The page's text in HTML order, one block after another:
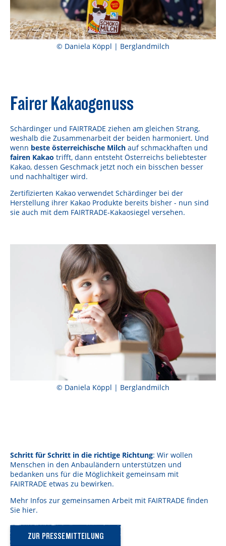
© Daniela Köppl | Berglandmilch
Fairer Kakaogenuss
Schärdinger und FAIRTRADE ziehen am gleichen Strang,
weshalb die Zusammenarbeit der beiden harmoniert. Und
wenn beste österreichische Milch auf schmackhaften und
fairen Kakao trifft, dann entsteht Österreichs beliebtester
Kakao, dessen Geschmack jetzt noch ein bisschen besser
und nachhaltiger wird.
Zertifizierten Kakao verwendet Schärdinger bei der
Herstellung ihrer Kakao Produkte bereits bisher - nun sind
sie auch mit dem FAIRTRADE-Kakaosiegel versehen.
© Daniela Köppl | Berglandmilch
Schritt für Schritt in die richtige Richtung: Wir wollen
Menschen in den Anbauländern unterstützen und
bedanken uns für die Möglichkeit gemeinsam mit
FAIRTRADE etwas zu bewirken.
Mehr Infos zur gemeinsamen Arbeit mit FAIRTRADE finden
Sie hier.
ZUR PRESSEMITTEILUNG